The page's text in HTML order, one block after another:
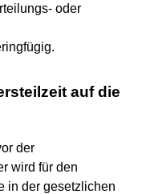
oder
auf die
der
wird für den
in der gesetzlichen